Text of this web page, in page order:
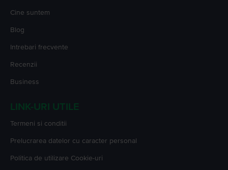
Cine suntem
Blog
Intrebari frecvente
Recenzii
Business
LINK-URI UTILE
Termeni si conditii
Prelucrarea datelor cu caracter personal
Politica de utilizare Cookie-uri